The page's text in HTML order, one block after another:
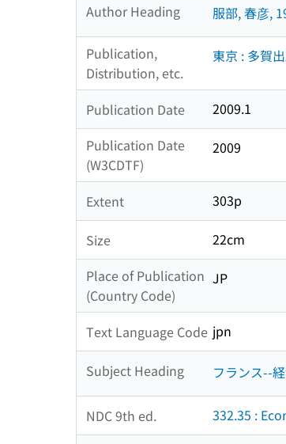
Author Heading 服部, 春彦,
Publication,
Distribution, etc.
東京 : 多賀
Publication Date
2009.1
Publication Date
(W3CDTF)
2009
Extent 303p
Size
22cm
Place of Publication
(Country Code)
JP
Text Language Code jpn
Subject Heading フランス--
NDC 9th ed. 332.35 :